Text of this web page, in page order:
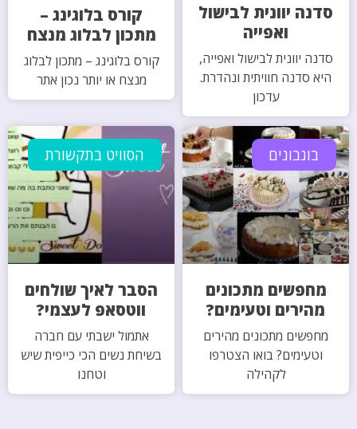
סדנה יוונית לבישול
ואפייה
סדנה יוונית לבישול ואפייה,
היא סדנה חוויתית ונהדרת.
עדכון
קורס בלוגינג –
מתכון לבלוג מנצח
קורס בלוגינג – מתכון לבלוג
מנצח או יותר נכון אתר
בונבונים
מחפשים מתכונים
מהירים וטעימים?
מחפשים מתכונים מהירים
וטעימים? בואו הצטרפו
לקהילה
הסוויט בתקשורת
הסבר לאיך שולחים
ווטסאפ לעצמי?
אתמול ישבתי עם חברה
בשיחת נשים הכי כייפית שיש
וטחנו